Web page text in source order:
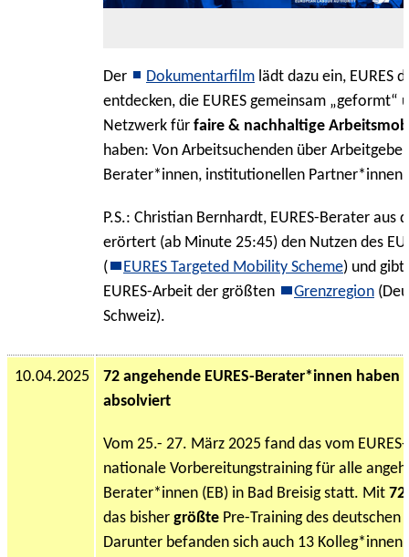
Der Dokumentarfilm lädt dazu ein, EURES
entdecken, die EURES gemeinsam „geformt“
Netzwerk für faire & nachhaltige
haben: Von Arbeitsuchenden über
Berater*innen, institutionellen Partner*innen
P.S.: Christian Bernhardt, EURES-Berater aus
erörtert (ab Minute 25:45) den Nutzen des
(
EURES Targeted Mobility Scheme) und gibt
EURES-Arbeit der größten
Grenzregion
Schweiz).
10.04.2025
72 angehende EURES-Berater*innen haben
absolviert
Vom 25.- 27. März 2025 fand das vom
nationale Vorbereitungstraining für alle
Berater*innen (EB) in Bad Breisig statt. Mit
das bisher größte Pre-Training des deutschen
Darunter befanden sich auch 13 Kolleg*innen